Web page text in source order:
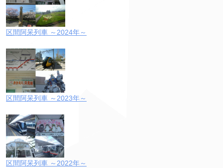
区間阿呆列車 ～2024年～
区間阿呆列車 ～2023年～
区間阿呆列車 ～2022年～